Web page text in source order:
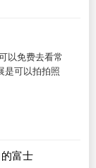
以免费去看常
是可以拍拍照
富士